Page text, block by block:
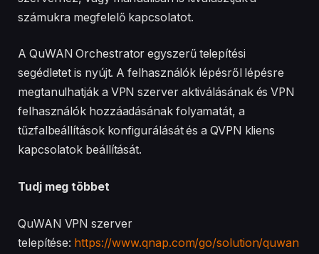
számukra megfelelő kapcsolatot.
A QuWAN Orchestrator egyszerű telepítési
segédletet is nyújt. A felhasználók lépésről lépésre
megtanulhatják a VPN szerver aktiválásának és VPN
felhasználók hozzáadásának folyamatát, a
tűzfalbeállítások konfigurálását és a QVPN kliens
kapcsolatok beállítását.
Tudj meg többet
QuWAN VPN szerver
telepítése: https://www.qnap.com/go/solution/quwan